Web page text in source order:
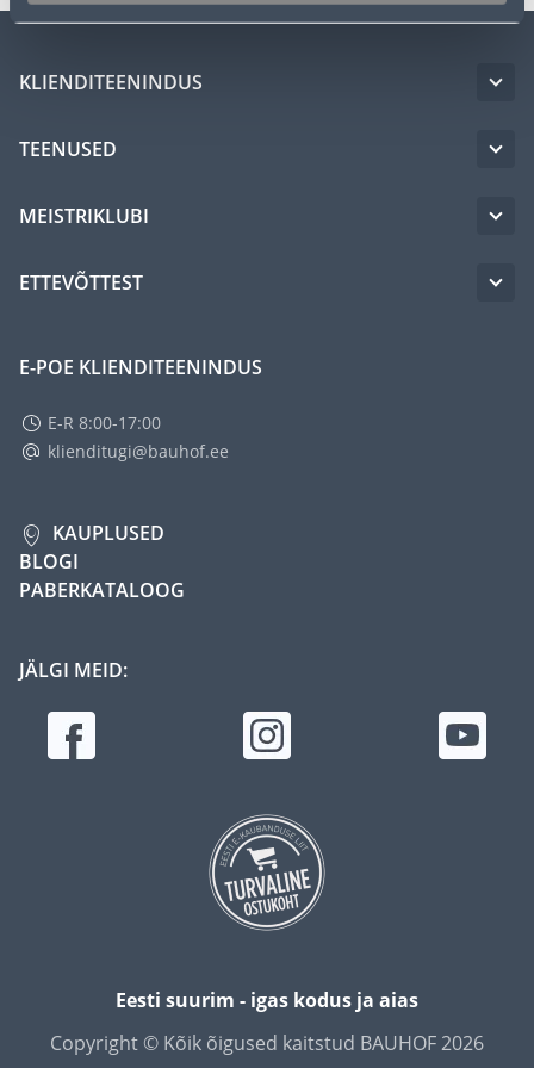
KLIENDITEENINDUS
TEENUSED
MEISTRIKLUBI
ETTEVÕTTEST
E-POE KLIENDITEENINDUS
E-R 8:00-17:00
klienditugi@bauhof.ee
KAUPLUSED
BLOGI
PABERKATALOOG
JÄLGI MEID:
Eesti suurim - igas kodus ja aias
Copyright © Kõik õigused kaitstud BAUHOF 2026